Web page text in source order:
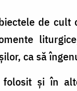
de cult
ca să
folosit și în